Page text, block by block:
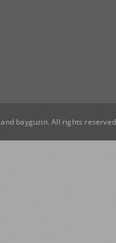
and bayguzin. All rights